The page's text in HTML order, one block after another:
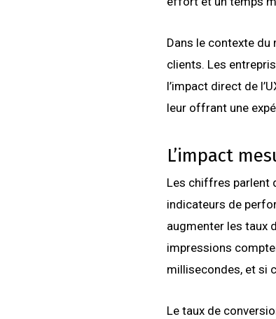
Dans le contexte du
clients. Les
l’impact direct de
leur offrant une
L’impact
Les chiffres parlent
indicateurs de
augmenter les taux
impressions
millisecondes, et si
Le taux de